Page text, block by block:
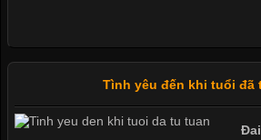
Tình yêu đến khi tuổi đã